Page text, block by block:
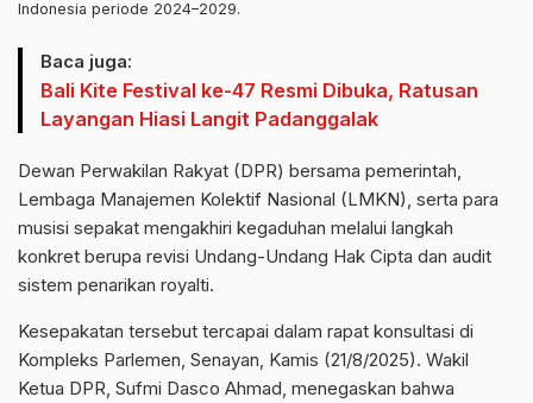
Indonesia periode 2024–2029.
Baca juga:
Bali Kite Festival ke-47 Resmi Dibuka, Ratusan
Layangan Hiasi Langit Padanggalak
Dewan Perwakilan Rakyat (DPR) bersama pemerintah,
Lembaga Manajemen Kolektif Nasional (LMKN), serta para
musisi sepakat mengakhiri kegaduhan melalui langkah
konkret berupa revisi Undang-Undang Hak Cipta dan audit
sistem penarikan royalti.
Kesepakatan tersebut tercapai dalam rapat konsultasi di
Kompleks Parlemen, Senayan, Kamis (21/8/2025). Wakil
Ketua DPR, Sufmi Dasco Ahmad, menegaskan bahwa